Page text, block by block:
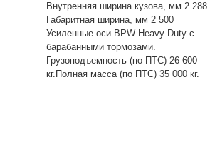
Внутренняя ширина кузова, мм 2 288.
Габаритная ширина, мм 2 500
Усиленные оси BPW Heavy Duty с
барабанными тормозами.
Грузоподъемность (по ПТС) 26 600
кг.Полная масса (по ПТС) 35 000 кг.